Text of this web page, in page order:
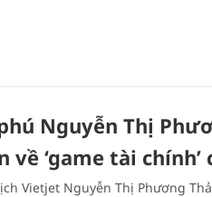
Nguyễn Thị
về ‘game tài
Vietjet Nguyễn Thị Phương